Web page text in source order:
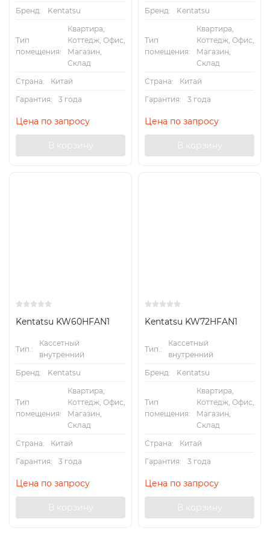
Бренд:
Kentatsu
Тип
помещения:
Квартира,
Коттедж, Офис,
Магазин,
Склад
Страна:
Китай
Гарантия:
3 года
Цена по запросу
В корзину
Бренд:
Kentatsu
Тип
помещения:
Квартира,
Коттедж, Офис,
Магазин,
Склад
Страна:
Китай
Гарантия:
3 года
Цена по запросу
В корзину
Kentatsu KW60HFAN1
Тип.:
Кассетный
внутренний
Бренд:
Kentatsu
Тип
помещения:
Квартира,
Коттедж, Офис,
Магазин,
Склад
Страна:
Китай
Гарантия:
3 года
Цена по запросу
В корзину
Kentatsu KW72HFAN1
Тип.:
Кассетный
внутренний
Бренд:
Kentatsu
Тип
помещения:
Квартира,
Коттедж, Офис,
Магазин,
Склад
Страна:
Китай
Гарантия:
3 года
Цена по запросу
В корзину